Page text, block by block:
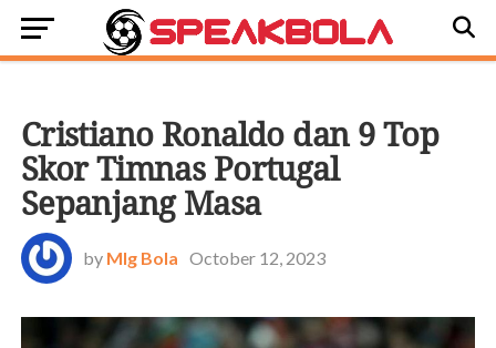
Cristiano Ronaldo dan 9 Top
Skor Timnas Portugal
Sepanjang Masa
by Mlg Bola October 12, 2023